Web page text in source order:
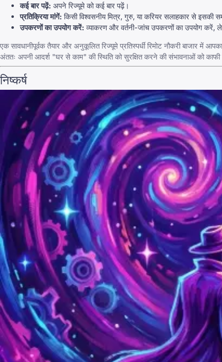
कई बार पढ़ें: अपने रिज्यूमे को कई बार पढ़ें।
प्रतिक्रिया मांगें: किसी विश्वसनीय मित्र, गुरु, या करियर सलाहकार से इसकी
उपकरणों का उपयोग करें: व्याकरण और वर्तनी-जांच उपकरणों का उपयोग करें,
एक सावधानीपूर्वक तैयार और अनुकूलित रिज्यूमे प्रतिस्पर्धी रिमोट नौकरी बाजार
अंततः अपनी आदर्श "घर से काम" की स्थिति को सुरक्षित करने की संभावनाओं को काफी
निष्कर्ष